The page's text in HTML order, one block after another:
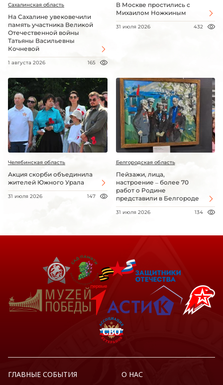
Сахалинская область
На Сахалине увековечили
память участника Великой
Отечественной войны
Татьяны Васильевны
Кочневой
1 августа 2026 165
В Москве простились с
Михаилом Ножкиным
31 июля 2026 432
Челябинская область
Акция скорби объединила
жителей Южного Урала
31 июля 2026 147
Белгородская область
Пейзажи, лица,
настроение – более 70
работ о Родине
представили в Белгороде
31 июля 2026 134
ГЛАВНЫЕ СОБЫТИЯ О НАС